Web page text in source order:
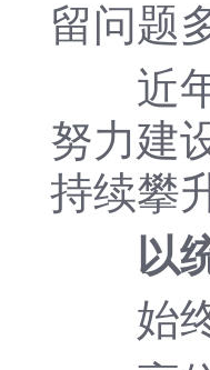
留问题
近年
努力建
持续攀
以
始终